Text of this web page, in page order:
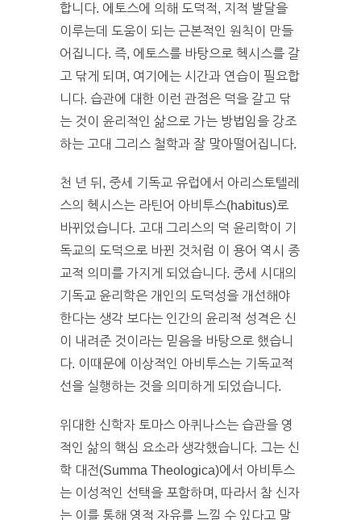
합니다. 에토스에 의해 도덕적, 지적 발달을
이루는데 도움이 되는 근본적인 원칙이 만들
어집니다. 즉, 에토스를 바탕으로 헥시스를 갈
고 닦게 되며, 여기에는 시간과 연습이 필요합
니다. 습관에 대한 이런 관점은 덕을 갈고 닦
는 것이 윤리적인 삶으로 가는 방법임을 강조
하는 고대 그리스 철학과 잘 맞아떨어집니다.
천 년 뒤, 중세 기독교 유럽에서 아리스토텔레
스의 헥시스는 라틴어 아비투스(habitus)로
바뀌었습니다. 고대 그리스의 덕 윤리학이 기
독교의 도덕으로 바뀐 것처럼 이 용어 역시 종
교적 의미를 가지게 되었습니다. 중세 시대의
기독교 윤리학은 개인의 도덕성을 개선해야
한다는 생각 보다는 인간의 윤리적 성격은 신
이 내려준 것이라는 믿음을 바탕으로 했습니
다. 이때문에 이상적인 아비투스는 기독교적
선을 실행하는 것을 의미하게 되었습니다.
위대한 신학자 토마스 아퀴나스는 습관을 영
적인 삶의 핵심 요소라 생각했습니다. 그는 신
학 대전(Summa Theologica)에서 아비투스
는 이성적인 선택을 포함하며, 따라서 참 신자
는 이를 통해 영적 자유를 느낄 수 있다고 말